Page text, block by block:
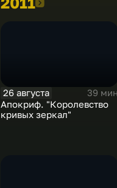
26 августа
39 мин
Апокриф. "Королевство
кривых зеркал"